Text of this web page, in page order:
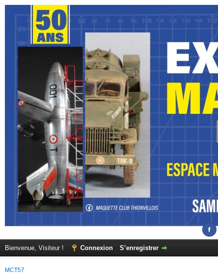
Bienvenue, Visiteur ! Connexion S’enregistrer
MCT57